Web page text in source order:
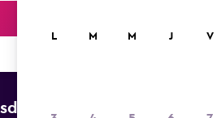
L M M J V